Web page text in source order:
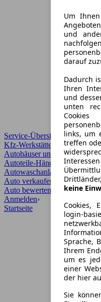
Service-Übersicht
Kfz-Werkstätten
Autohäuser und Händler
Autoteile-Händler
Autowaschanlagen
Auto verkaufen
Auto bewerten
Anmelden›
Um
und
darauf
Dadurch
Ihren
und
unten
links, um
treffen
keine
Cookies,
login-
Sprache,
Ihrem
um es
einer
der hier
Sie
Startseite